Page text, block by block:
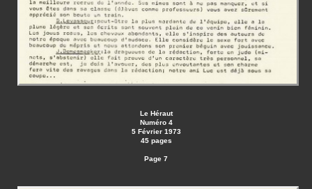
Le Héraut
Numéro 4
5 Février 1973
45 pages
Page 7